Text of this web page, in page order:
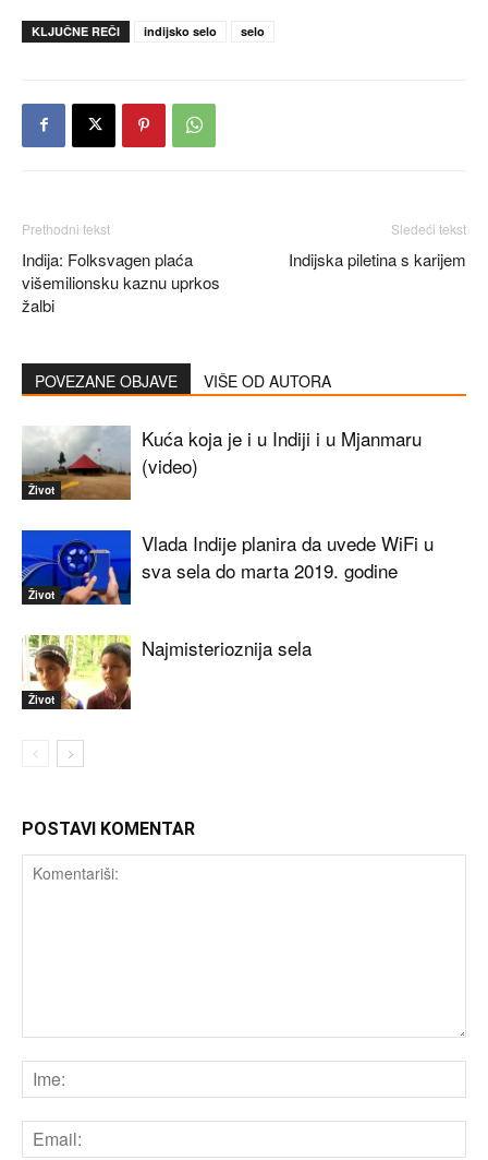
KLJUČNE REČI indijsko selo selo
Prethodni tekst
Indija: Folksvagen plaća
višemilionsku kaznu uprkos
žalbi
Sledeći tekst
Indijska piletina s karijem
POVEZANE OBJAVE VIŠE OD AUTORA
Život
Kuća koja je i u Indiji i u Mjanmaru
(video)
Život
Vlada Indije planira da uvede WiFi u
sva sela do marta 2019. godine
Život
Najmisterioznija sela
POSTAVI KOMENTAR